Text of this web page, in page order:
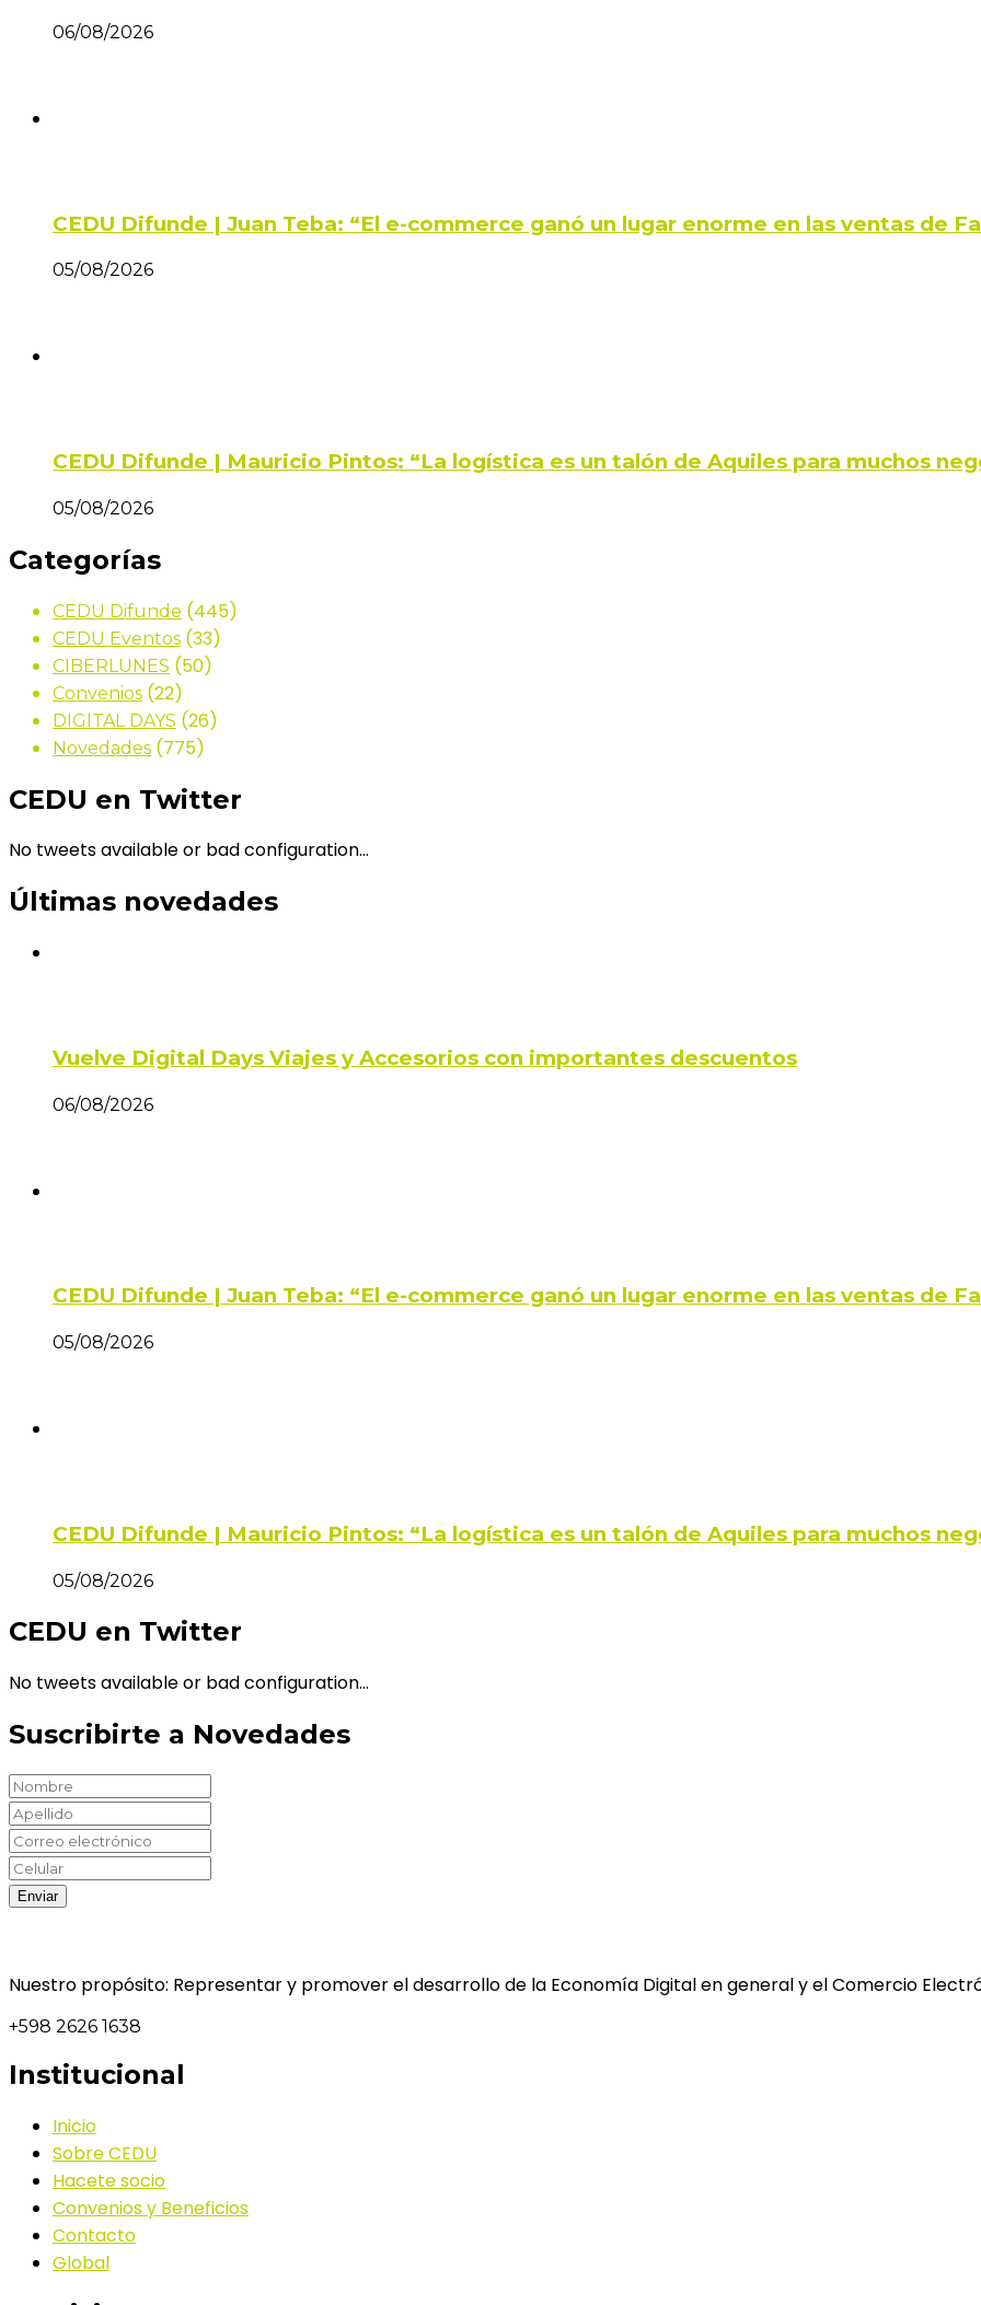
06/08/2026
CEDU Difunde | Juan Teba: “El e-commerce ganó un lugar enorme en las ventas de
05/08/2026
CEDU Difunde | Mauricio Pintos: “La logística es un talón de Aquiles para muchos
05/08/2026
Categorías
CEDU Difunde (445)
CEDU Eventos (33)
CIBERLUNES (50)
Convenios (22)
DIGITAL DAYS (26)
Novedades (775)
CEDU en Twitter
No tweets available or bad configuration...
Últimas novedades
Vuelve Digital Days Viajes y Accesorios con importantes descuentos
06/08/2026
CEDU Difunde | Juan Teba: “El e-commerce ganó un lugar enorme en las ventas de
05/08/2026
CEDU Difunde | Mauricio Pintos: “La logística es un talón de Aquiles para muchos
05/08/2026
CEDU en Twitter
No tweets available or bad configuration...
Suscribirte a Novedades
Nuestro propósito: Representar y promover el desarrollo de la Economía Digital en general y el Comercio
+598 2626 1638
Institucional
Inicio
Sobre CEDU
Hacete socio
Convenios y Beneficios
Contacto
Global